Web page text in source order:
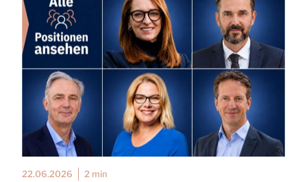
22.06.2026 2 min